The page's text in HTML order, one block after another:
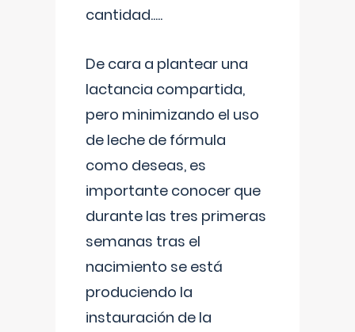
cantidad.....
De cara a plantear una
lactancia compartida,
pero minimizando el uso
de leche de fórmula
como deseas, es
importante conocer que
durante las tres primeras
semanas tras el
nacimiento se está
produciendo la
instauración de la